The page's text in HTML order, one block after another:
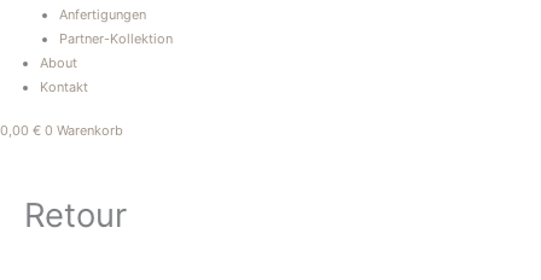
Anfertigungen
Partner-Kollektion
About
Kontakt
0,00 € 0 Warenkorb
Retour